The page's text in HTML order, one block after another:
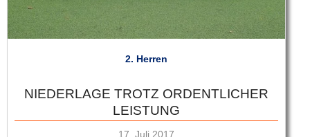
2. Herren
NIEDERLAGE TROTZ ORDENTLICHER
LEISTUNG
Veröffentlicht
17. Juli 2017